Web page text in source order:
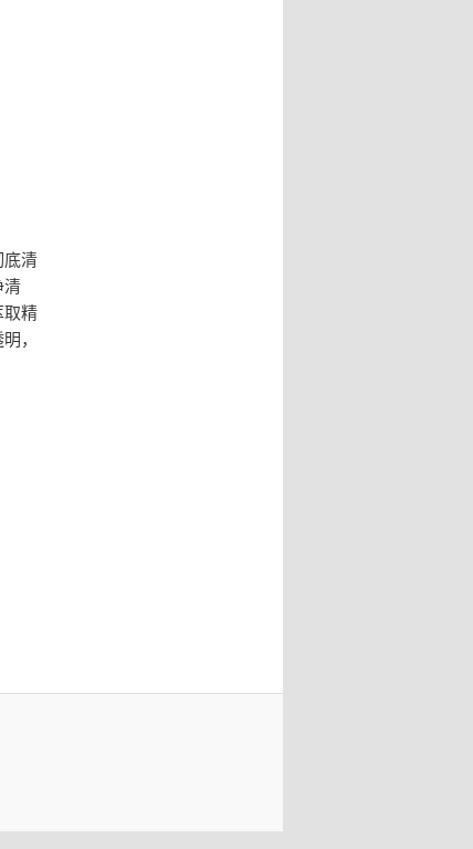
清
清
精
，